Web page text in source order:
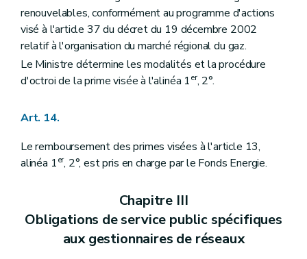
renouvelables, conformément au programme d'actions
visé à l'article 37 du décret du 19 décembre 2002
relatif à l'organisation du marché régional du gaz.
Le Ministre détermine les modalités et la procédure
d'octroi de la prime visée à l'alinéa 1er, 2°.
Art. 14.
Le remboursement des primes visées à l'article 13,
alinéa 1er, 2°, est pris en charge par le Fonds Energie.
Chapitre III
Obligations de service public spécifiques
aux gestionnaires de réseaux